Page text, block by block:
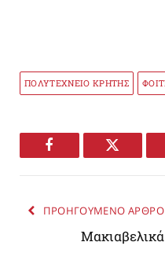
ΠΟΛΥΤΕΧΝΕΙΟ ΚΡΗΤΗΣ
Facebook Twitter
ΠΡΟΗΓΟΥΜΕΝΟ ΑΡΘΡΟ
Μακιαβελικά